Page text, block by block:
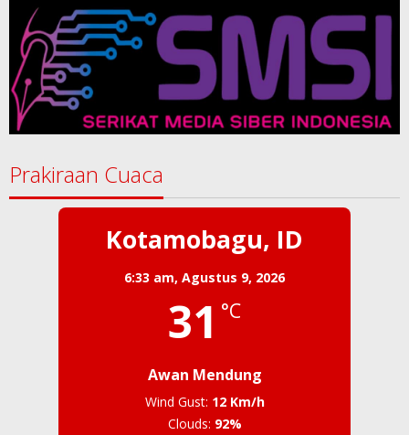
Prakiraan Cuaca
Kotamobagu, ID
6:33 am, Agustus 9, 2026
31 °C
Awan Mendung
Wind Gust: 12 Km/h
Clouds: 92%